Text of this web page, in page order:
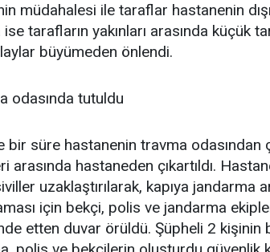
müdahalesi ile taraflar hastanenin
ise tarafların yakınları arasında küçük
büyümeden önlendi.
odasında tutuldu
bir süre hastanenin travma odasından
arasında hastaneden çıkartıldı.
uzaklaştırılarak, kapıya jandarma
için bekçi, polis ve jandarma
etten duvar örüldü. Şüpheli 2